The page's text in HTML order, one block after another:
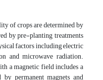
of crops are determined by
by pre-planting treatments
factors including ‎‎electric
and microwave radiation.
a magnetic field includes a